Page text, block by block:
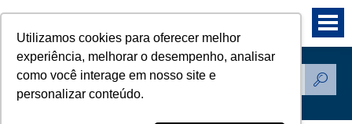
Utilizamos cookies para oferecer melhor
experiência, melhorar o desempenho, analisar
como você interage em nosso site e
personalizar conteúdo.
Produtos